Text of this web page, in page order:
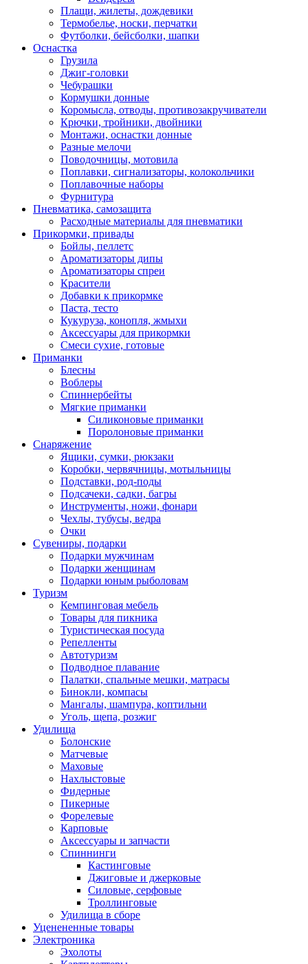
Плащи, жилеты, дождевики
Термобелье, носки, перчатки
Футболки, бейсболки, шапки
Оснастка
Грузила
Джиг-головки
Чебурашки
Кормушки донные
Коромысла, отводы, противозакручиватели
Крючки, тройники, двойники
Монтажи, оснастки донные
Разные мелочи
Поводочницы, мотовила
Поплавки, сигнализаторы, колокольчики
Поплавочные наборы
Фурнитура
Пневматика, самозащита
Расходные материалы для пневматики
Прикормки, привады
Бойлы, пеллетс
Ароматизаторы дипы
Ароматизаторы спреи
Красители
Добавки к прикормке
Паста, тесто
Кукуруза, конопля, жмыхи
Аксессуары для прикормки
Смеси сухие, готовые
Приманки
Блесны
Воблеры
Спиннербейты
Мягкие приманки
Силиконовые приманки
Поролоновые приманки
Снаряжение
Ящики, сумки, рюкзаки
Коробки, червячницы, мотыльницы
Подставки, род-поды
Подсачеки, садки, багры
Инструменты, ножи, фонари
Чехлы, тубусы, ведра
Очки
Сувениры, подарки
Подарки мужчинам
Подарки женщинам
Подарки юным рыболовам
Туризм
Кемпинговая мебель
Товары для пикника
Туристическая посуда
Репелленты
Автотуризм
Подводное плавание
Палатки, спальные мешки, матрасы
Бинокли, компасы
Мангалы, шампура, коптильни
Уголь, щепа, розжиг
Удилища
Болонские
Матчевые
Маховые
Нахлыстовые
Фидерные
Пикерные
Форелевые
Карповые
Аксессуары и запчасти
Спиннинги
Кастинговые
Джиговые и джерковые
Силовые, серфовые
Троллинговые
Удилища в сборе
Уценененные товары
Электроника
Эхолоты